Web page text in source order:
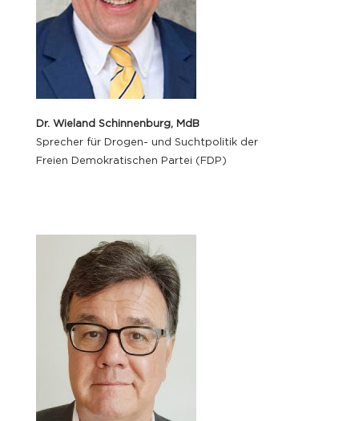
Dr. Wieland Schinnenburg, MdB
Sprecher für Drogen- und Suchtpolitik der
Freien Demokratischen Partei (FDP)